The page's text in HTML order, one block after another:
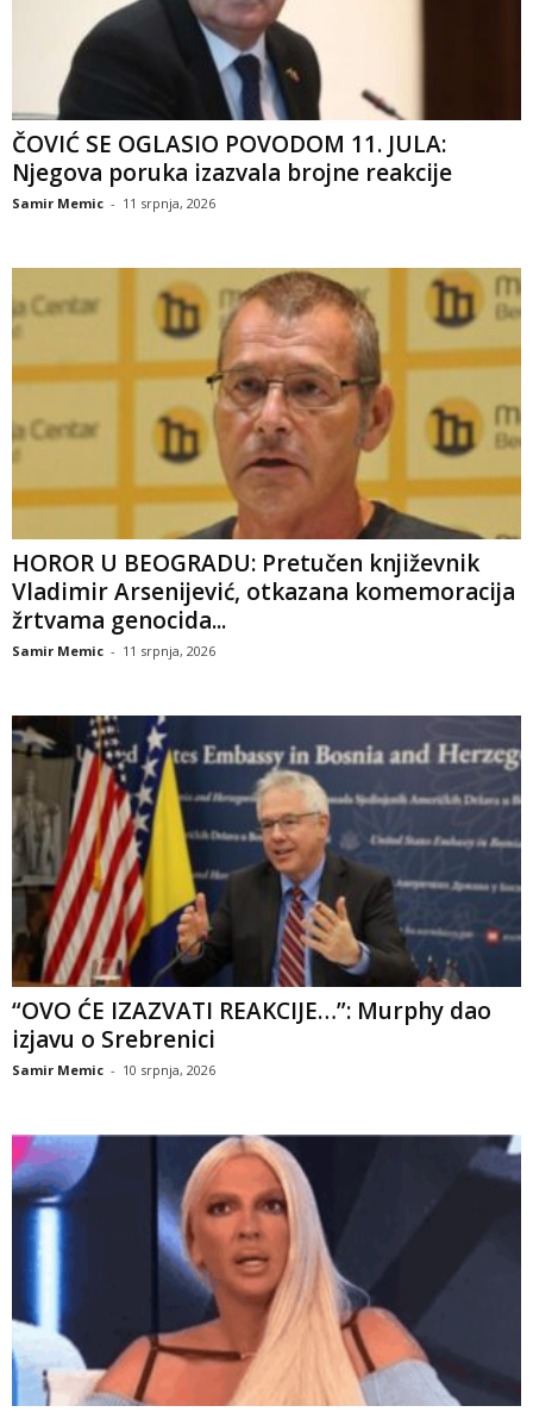
ČOVIĆ SE OGLASIO POVODOM 11. JULA:
Njegova poruka izazvala brojne reakcije
Samir Memic - 11 srpnja, 2026
HOROR U BEOGRADU: Pretučen književnik
Vladimir Arsenijević, otkazana komemoracija
žrtvama genocida...
Samir Memic - 11 srpnja, 2026
“OVO ĆE IZAZVATI REAKCIJE…”: Murphy dao
izjavu o Srebrenici
Samir Memic - 10 srpnja, 2026